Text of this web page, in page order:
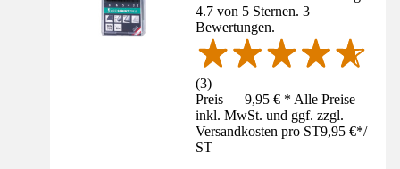
4.7 von 5 Sternen. 3
Bewertungen.
(3)
Preis — 9,95 € * Alle Preise
inkl. MwSt. und ggf. zzgl.
Versandkosten pro ST9,95 €*/
ST